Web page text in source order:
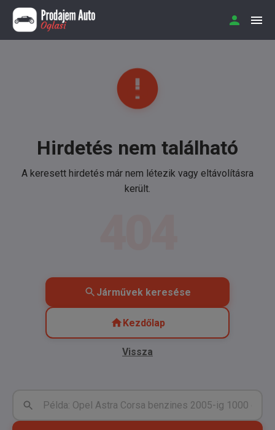
Hirdetés nem található
A keresett hirdetés már nem létezik vagy eltávolításra
került.
Járművek keresése
Kezdőlap
Vissza